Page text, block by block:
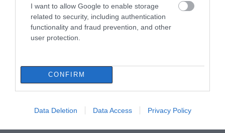
I want to allow Google to enable storage
related to security, including authentication
functionality and fraud prevention, and other
user protection.
CONFIRM
Data Deletion Data Access Privacy Policy